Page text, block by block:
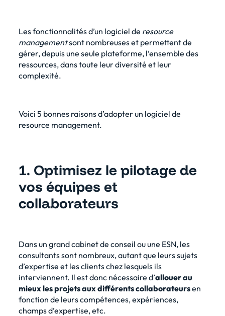
Les fonctionnalités d’un logiciel de resource
managementsont nombreuses et permettent de
gérer, depuis une seule plateforme, l’ensemble des
ressources, dans toute leur diversité et leur
complexité.
Voici 5 bonnes raisons d’adopter un logiciel de
resource management.
1. Optimisez le pilotage de
vos équipes et
collaborateurs
Dans un grand cabinet de conseil ou une ESN, les
consultants sont nombreux, autant que leurs sujets
d’expertise et les clients chez lesquels ils
interviennent. Il est donc nécessaire d’allouer au
mieux les projets aux différents collaborateursen
fonction de leurs compétences, expériences,
champs d’expertise, etc.